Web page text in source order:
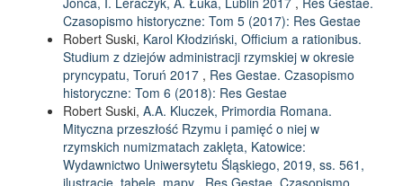
Czasopismo historyczne: Tom 5 (2017): Res Gestae
Robert Suski, Karol Kłodziński, Officium a rationibus.
Studium z dziejów administracji rzymskiej w okresie
pryncypatu, Toruń 2017 , Res Gestae. Czasopismo
historyczne: Tom 6 (2018): Res Gestae
Robert Suski, A.A. Kluczek, Primordia Romana.
Mityczna przeszłość Rzymu i pamięć o niej w
rzymskich numizmatach zaklęta, Katowice:
Wydawnictwo Uniwersytetu Śląskiego, 2019, ss. 561,
ilustracje, tabele, mapy , Res Gestae. Czasopismo